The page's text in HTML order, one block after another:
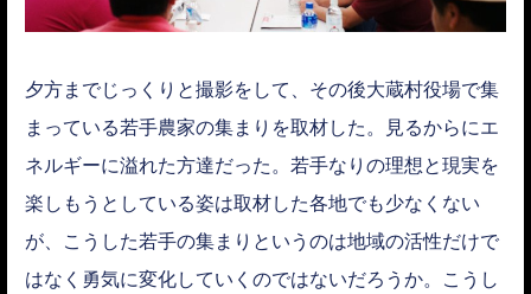
夕方までじっくりと撮影をして、その後大蔵村役場で集
まっている若手農家の集まりを取材した。見るからにエ
ネルギーに溢れた方達だった。若手なりの理想と現実を
楽しもうとしている姿は取材した各地でも少なくない
が、こうした若手の集まりというのは地域の活性だけで
はなく勇気に変化していくのではないだろうか。こうし